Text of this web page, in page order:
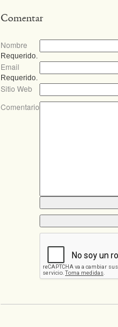
Comentar
Nombre
Requerido.
Email
Requerido.
Sitio Web
Comentario